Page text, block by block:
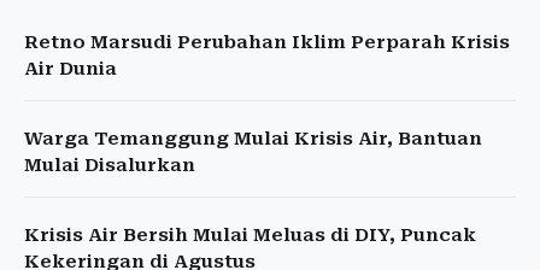
Retno Marsudi Perubahan Iklim Perparah Krisis
Air Dunia
Warga Temanggung Mulai Krisis Air, Bantuan
Mulai Disalurkan
Krisis Air Bersih Mulai Meluas di DIY, Puncak
Kekeringan di Agustus